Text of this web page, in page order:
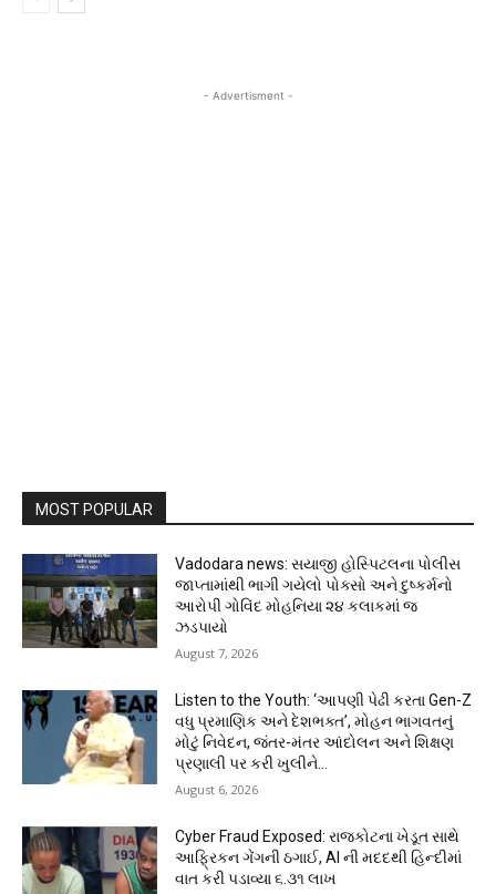
- Advertisment -
MOST POPULAR
Vadodara news: સયાજી હોસ્પિટલના પોલીસ
જાપ્તામાંથી ભાગી ગયેલો પોક્સો અને દુષ્કર્મનો
આરોપી ગોવિંદ મોહનિયા ૨૪ કલાકમાં જ
ઝડપાયો
August 7, 2026
Listen to the Youth: ‘આપણી પેઢી કરતા Gen-Z
વધુ પ્રમાણિક અને દેશભક્ત’, મોહન ભાગવતનું
મોટું નિવેદન, જંતર-મંતર આંદોલન અને શિક્ષણ
પ્રણાલી પર કરી ખુલીને...
August 6, 2026
Cyber Fraud Exposed: રાજકોટના ખેડૂત સાથે
આફ્રિકન ગેંગની ઠગાઈ, AI ની મદદથી હિન્દીમાં
વાત કરી પડાવ્યા ₹૬.૩૧ લાખ